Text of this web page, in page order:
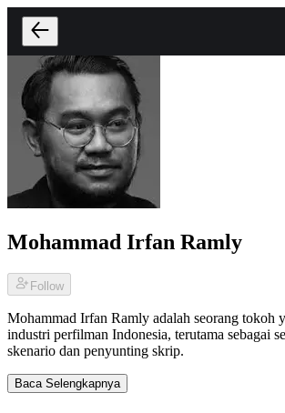
Mohammad Irfan Ramly
Follow
Mohammad Irfan Ramly adalah seorang tokoh
industri perfilman Indonesia, terutama sebagai
skenario dan penyunting skrip.
Baca Selengkapnya